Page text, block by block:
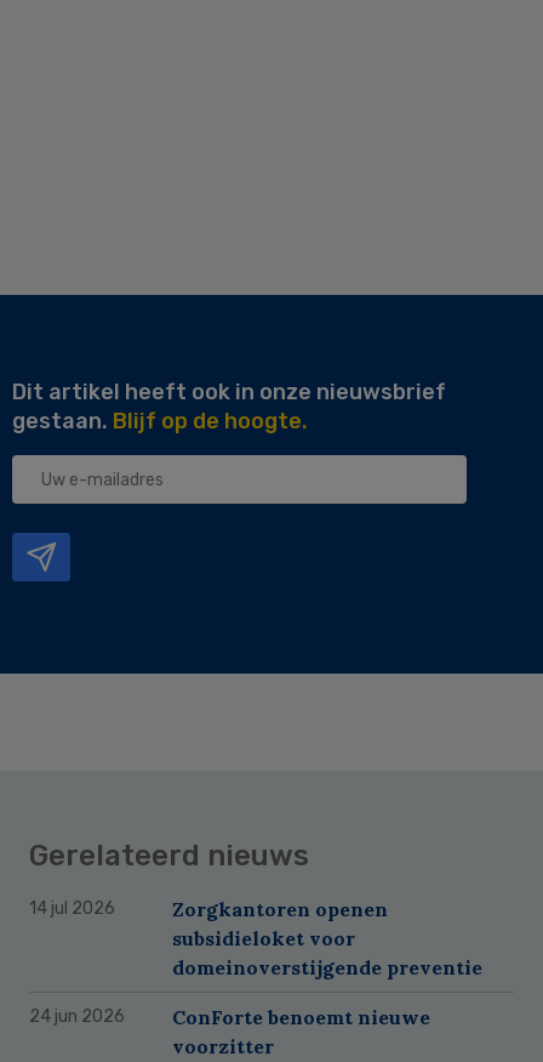
Dit artikel heeft ook in onze nieuwsbrief
gestaan. Blijf op de hoogte.
Uw
Gerelateerd nieuws
14 jul 2026
Zorgkantoren openen
subsidieloket voor
domeinoverstijgende preventie
24 jun 2026
ConForte benoemt nieuwe
voorzitter